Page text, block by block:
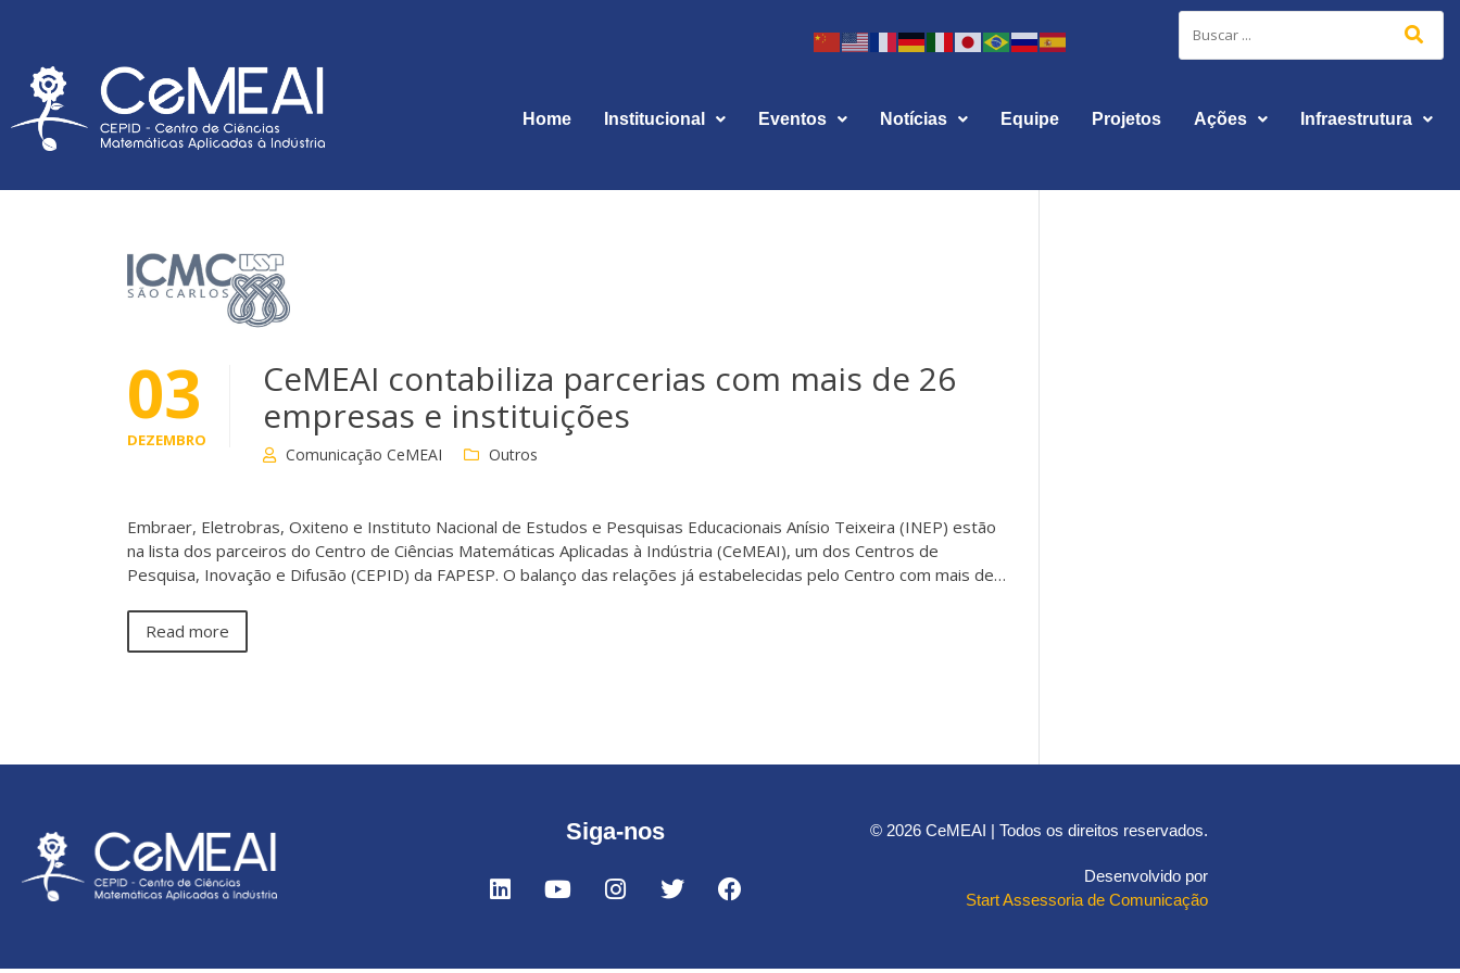
Home Institucional Eventos Notícias Equipe Projetos Ações Infraestrutura
03
DEZEMBRO
CeMEAI contabiliza parcerias com mais de 26
empresas e instituições
Comunicação CeMEAI Outros
Embraer, Eletrobras, Oxiteno e Instituto Nacional de Estudos e Pesquisas Educacionais Anísio Teixeira (INEP) estão
na lista dos parceiros do Centro de Ciências Matemáticas Aplicadas à Indústria (CeMEAI), um dos Centros de
Pesquisa, Inovação e Difusão (CEPID) da FAPESP. O balanço das relações já estabelecidas pelo Centro com mais de…
Read more
Siga-nos © 2026 CeMEAI | Todos os direitos reservados.
Desenvolvido por
Start Assessoria de Comunicação